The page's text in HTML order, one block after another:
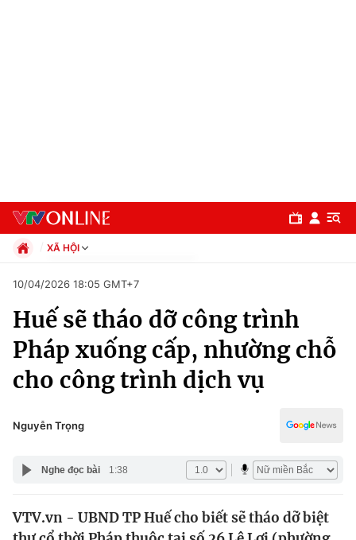
Chuyên mục
Chính trị
XÃ HỘI
Xã hội
Pháp luật
Thể thao
Truyền hình
Văn hóa - Giải trí
Đời sống
Giáo dục
10/04/2026 18:05 GMT+7
Huế sẽ tháo dỡ công trình
Pháp xuống cấp, nhường chỗ
cho công trình dịch vụ
Nguyễn Trọng
Nghe đọc bài 1:38
VTV.vn - UBND TP Huế cho biết sẽ tháo dỡ biệt